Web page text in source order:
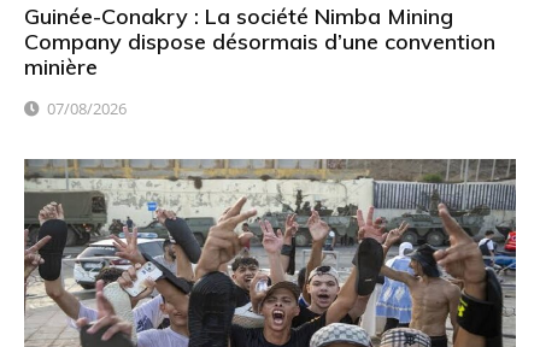
Guinée-Conakry : La société Nimba Mining
Company dispose désormais d’une convention
minière
07/08/2026